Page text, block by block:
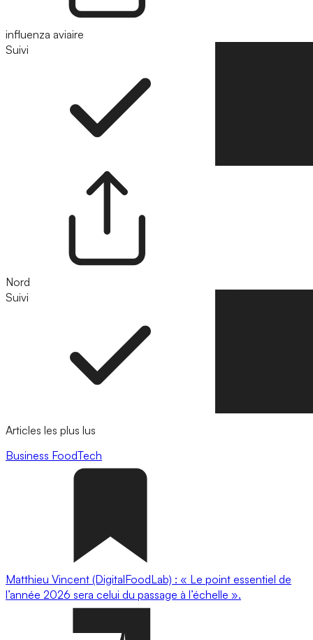
influenza aviaire
Suivi
Nord
Suivi
Articles les plus lus
Business FoodTech
Matthieu Vincent (DigitalFoodLab) : « Le point essentiel de
l’année 2026 sera celui du passage à l’échelle ».